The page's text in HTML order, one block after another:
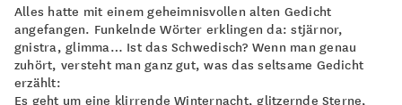
Alles hatte mit einem geheimnisvollen alten Gedicht
angefangen. Funkelnde Wörter erklingen da: stjärnor,
gnistra, glimma… Ist das Schwedisch? Wenn man genau
zuhört, versteht man ganz gut, was das seltsame Gedicht
erzählt:
Es geht um eine klirrende Winternacht, glitzernde Sterne,